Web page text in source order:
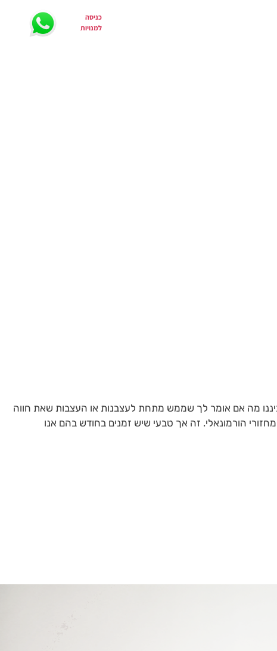
כניסה
למנויות
אם אומר לך שממש מתחת לעצבנות או העצבות שאת חווה
הורמונאלי. זה אך טבעי שיש זמנים בחודש בהם אנו